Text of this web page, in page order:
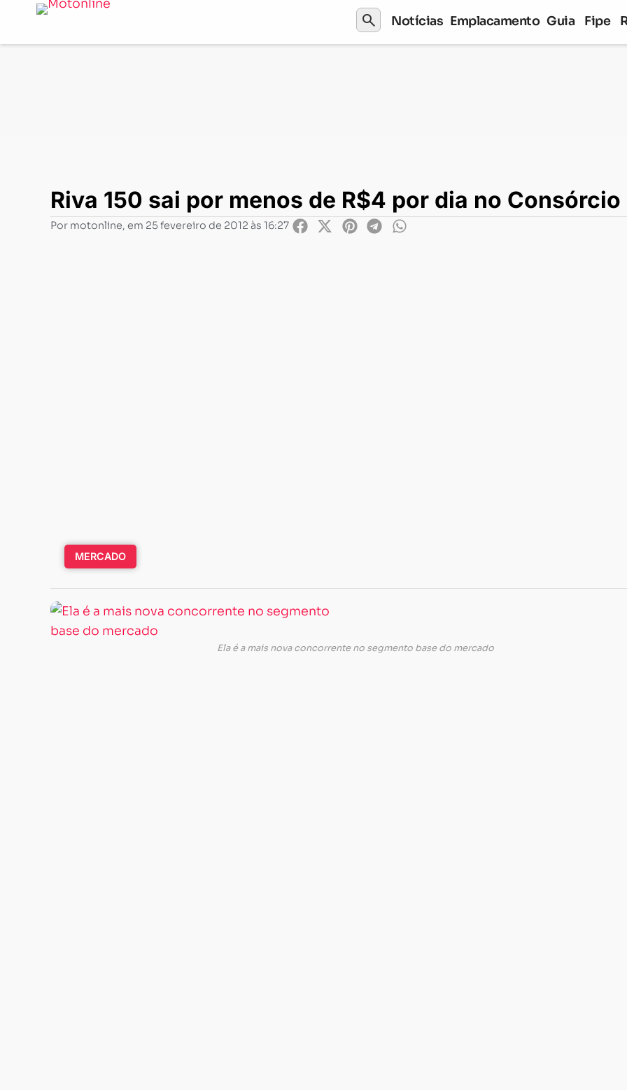
search Notícias Emplacamento Guia Fipe
Riva 150 sai por menos de R$4 por dia no Consórcio
Riva 150 sai por menos de R$4 por dia no Consórcio
Por motonline, em 25 fevereiro de 2012 às 16:27
MERCADO
Ela é a mais nova concorrente no segmento base do mercado